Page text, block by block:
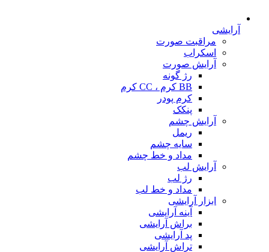
آرایشی
مراقبت صورت
اسکراب
آرایش صورت
رژ گونه
BB کرم ، CC کرم
کرم پودر
پنکک
آرایش چشم
ریمل
سایه چشم
مداد و خط چشم
آرایش لب
رژ لب
مداد و خط لب
ابزار آرایشی
آینه آرایشی
براش آرایشی
پد آرایشی
تراش آرایشی